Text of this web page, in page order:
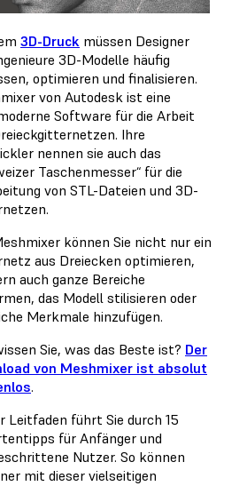
3D-Druck müssen Designer
3D-Modelle häufig
optimieren und finalisieren.
von Autodesk ist eine
Software für die Arbeit
Ihre
nennen sie auch das
Taschenmesser“ für die
von STL-Dateien und 3D-
können Sie nicht nur ein
aus Dreiecken optimieren,
auch ganze Bereiche
das Modell stilisieren oder
Merkmale hinzufügen.
Sie, was das Beste ist? Der
von Meshmixer ist absolut
.
Leitfaden führt Sie durch 15
für Anfänger und
Nutzer. So können
mit dieser vielseitigen